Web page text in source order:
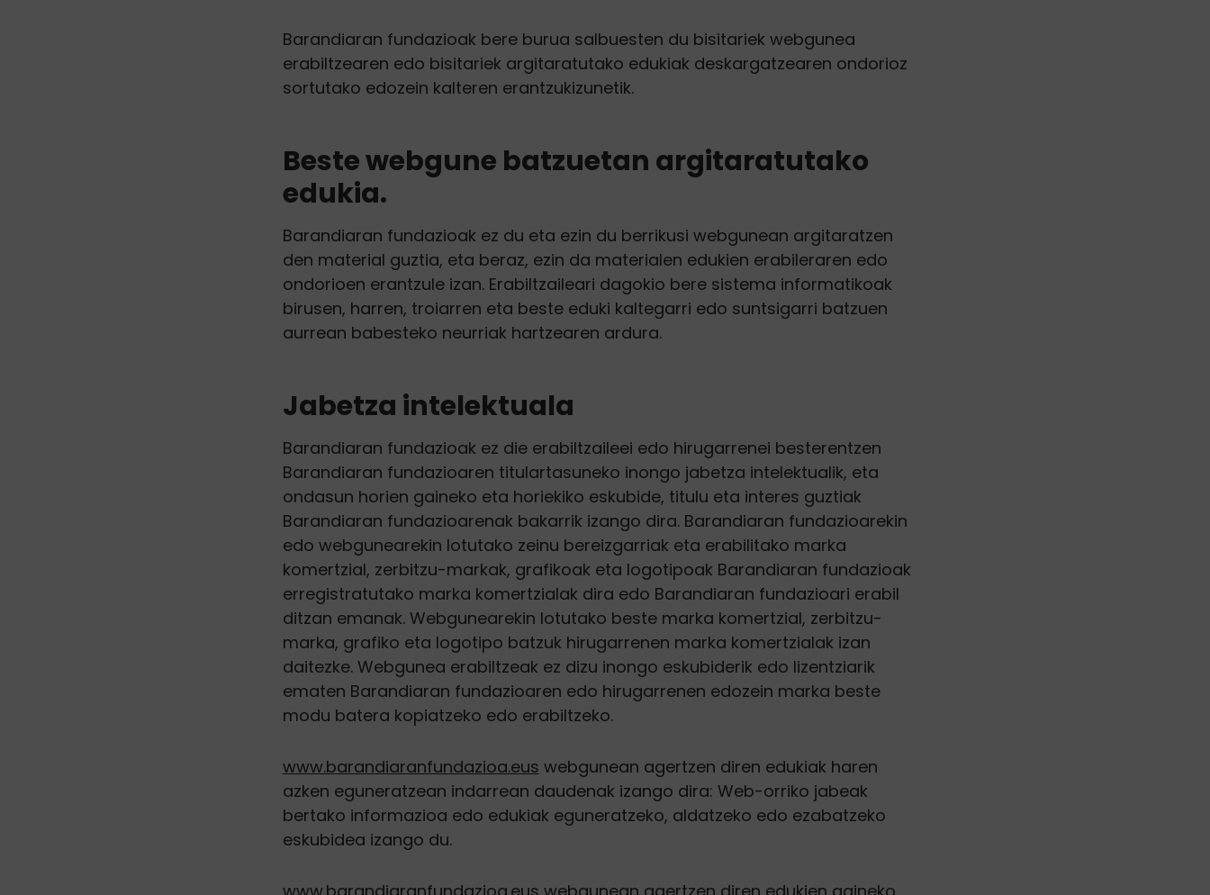
Barandiaran fundazioak bere burua salbuesten du bisitariek webgunea
erabiltzearen edo bisitariek argitaratutako edukiak deskargatzearen ondorioz
sortutako edozein kalteren erantzukizunetik.
Beste webgune batzuetan argitaratutako
edukia.
Barandiaran fundazioak ez du eta ezin du berrikusi webgunean argitaratzen
den material guztia, eta beraz, ezin da materialen edukien erabileraren edo
ondorioen erantzule izan. Erabiltzaileari dagokio bere sistema informatikoak
birusen, harren, troiarren eta beste eduki kaltegarri edo suntsigarri batzuen
aurrean babesteko neurriak hartzearen ardura.
Jabetza intelektuala
Barandiaran fundazioak ez die erabiltzaileei edo hirugarrenei besterentzen
Barandiaran fundazioaren titulartasuneko inongo jabetza intelektualik, eta
ondasun horien gaineko eta horiekiko eskubide, titulu eta interes guztiak
Barandiaran fundazioarenak bakarrik izango dira. Barandiaran fundazioarekin
edo webgunearekin lotutako zeinu bereizgarriak eta erabilitako marka
komertzial, zerbitzu-markak, grafikoak eta logotipoak Barandiaran fundazioak
erregistratutako marka komertzialak dira edo Barandiaran fundazioari erabil
ditzan emanak. Webgunearekin lotutako beste marka komertzial, zerbitzu-
marka, grafiko eta logotipo batzuk hirugarrenen marka komertzialak izan
daitezke. Webgunea erabiltzeak ez dizu inongo eskubiderik edo lizentziarik
ematen Barandiaran fundazioaren edo hirugarrenen edozein marka beste
modu batera kopiatzeko edo erabiltzeko.
www.barandiaranfundazioa.eus webgunean agertzen diren edukiak haren
azken eguneratzean indarrean daudenak izango dira: Web-orriko jabeak
bertako informazioa edo edukiak eguneratzeko, aldatzeko edo ezabatzeko
eskubidea izango du.
www.barandiaranfundazioa.eus webgunean agertzen diren edukien gaineko